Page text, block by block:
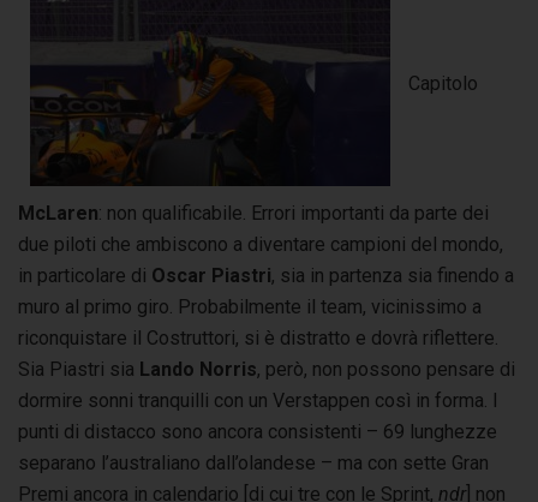
Capitolo
McLaren: non qualificabile. Errori importanti da parte dei
due piloti che ambiscono a diventare campioni del mondo,
in particolare di Oscar Piastri, sia in partenza sia finendo a
muro al primo giro. Probabilmente il team, vicinissimo a
riconquistare il Costruttori, si è distratto e dovrà riflettere.
Sia Piastri sia Lando Norris, però, non possono pensare di
dormire sonni tranquilli con un Verstappen così in forma. I
punti di distacco sono ancora consistenti – 69 lunghezze
separano l’australiano dall’olandese – ma con sette Gran
Premi ancora in calendario [di cui tre con le Sprint, ndr] non